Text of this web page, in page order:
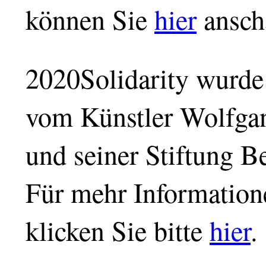
können Siehier
2020Solidarity
vom Künstler
und seiner Stiftung
Für mehr
klicken Sie bittehier.